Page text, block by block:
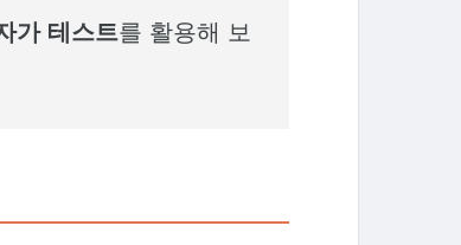
가 테스트를 활용해 보